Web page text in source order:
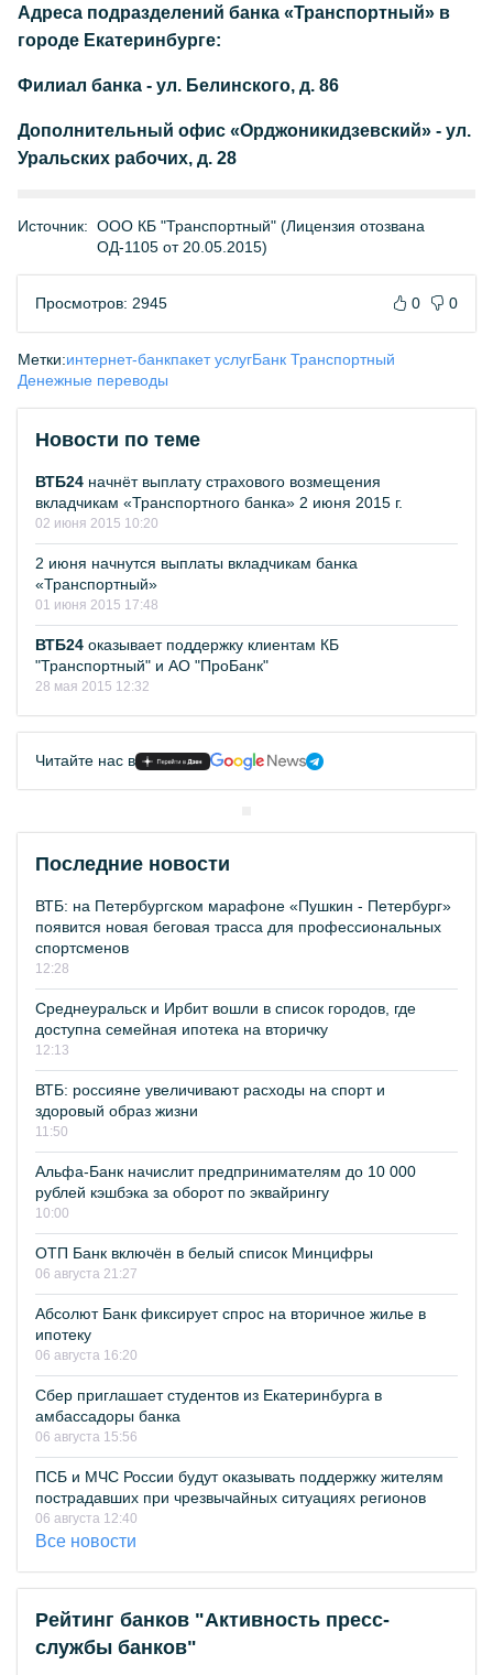
Адреса подразделений банка «Транспортный» в
городе Екатеринбурге:
Филиал банка - ул. Белинского, д. 86
Дополнительный офис «Орджоникидзевский» - ул.
Уральских рабочих, д. 28
Источник: ООО КБ "Транспортный" (Лицензия отозвана
ОД-1105 от 20.05.2015)
Просмотров: 2945 0 0
Метки:интернет-банкпакет услугБанк Транспортный
Денежные переводы
Новости по теме
ВТБ24 начнёт выплату страхового возмещения
вкладчикам «Транспортного банка» 2 июня 2015 г.
02 июня 2015 10:20
2 июня начнутся выплаты вкладчикам банка
«Транспортный»
01 июня 2015 17:48
ВТБ24 оказывает поддержку клиентам КБ
"Транспортный" и АО "ПроБанк"
28 мая 2015 12:32
Читайте нас в
Последние новости
ВТБ: на Петербургском марафоне «Пушкин - Петербург»
появится новая беговая трасса для профессиональных
спортсменов
12:28
Среднеуральск и Ирбит вошли в список городов, где
доступна семейная ипотека на вторичку
12:13
ВТБ: россияне увеличивают расходы на спорт и
здоровый образ жизни
11:50
Альфа-Банк начислит предпринимателям до 10 000
рублей кэшбэка за оборот по эквайрингу
10:00
ОТП Банк включён в белый список Минцифры
06 августа 21:27
Абсолют Банк фиксирует спрос на вторичное жилье в
ипотеку
06 августа 16:20
Сбер приглашает студентов из Екатеринбурга в
амбассадоры банка
06 августа 15:56
ПСБ и МЧС России будут оказывать поддержку жителям
пострадавших при чрезвычайных ситуациях регионов
06 августа 12:40
Все новости
Рейтинг банков "Активность пресс-
службы банков"